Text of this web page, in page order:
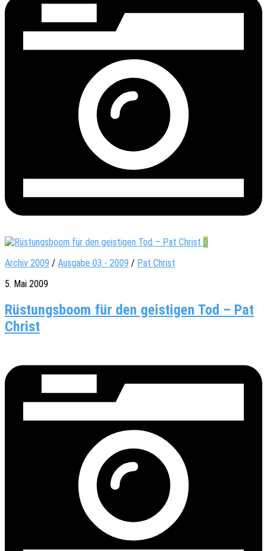
0
Archiv 2009 / Ausgabe 03 - 2009 / Pat Christ
5. Mai 2009
Rüstungsboom für den geistigen Tod – Pat
Christ